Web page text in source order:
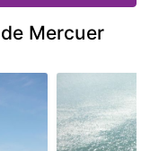
Mercuer